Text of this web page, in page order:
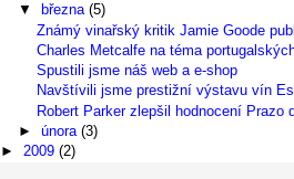
▼
března (5)
Známý vinařský kritik Jamie Goode
Charles Metcalfe na téma
Spustili jsme náš web a e-shop
Navštívili jsme prestižní výstavu vín
Robert Parker zlepšil hodnocení Prazo
► února (3)
►2009(2)